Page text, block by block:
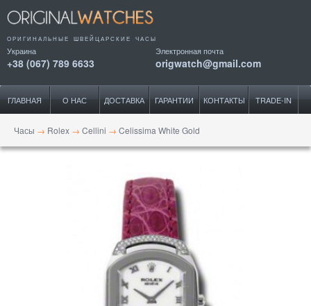
ОРИГИНАЛЬНЫЕ ШВЕЙЦАРСКИЕ ЧАСЫ
Украина
+38 (067) 789 6633
Электронная почта
origwatch@gmail.com
ГЛАВНАЯ О НАС ДОСТАВКА ГАРАНТИИ КОНТАКТЫ TRADE-IN
Часы → Rolex → Cellini → Celissima White Gold